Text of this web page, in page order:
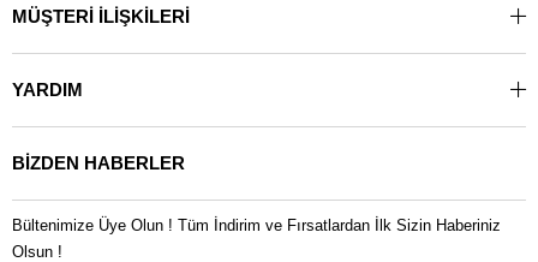
Ürün Net Genişliği:82 mm
Ürün tipi:PLC AC500-Eco
Sadece Alıntı:
MÜŞTERİ İLİŞKİLERİ
YARDIM
BİZDEN HABERLER
Bültenimize Üye Olun ! Tüm İndirim ve Fırsatlardan İlk Sizin Haberiniz
Olsun !